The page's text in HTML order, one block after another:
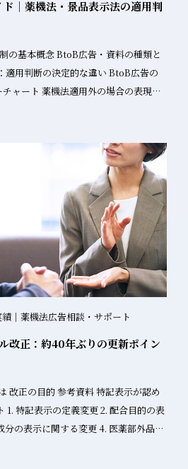
様への質の高いサービス提供に努め
年の1億9,000万ドルから2021年には
5年間で年平均32.4%の成長率を記録
粧品輸入市場において韓国は第2位の
験あり 30
業様への更なるサービス向上の機会と
ださい。豊富な経験と専門知識を活
を成功に導くため、全力でサポート
う、今後も努力してまいります。 お
輸出に関するご相談やお見積りについ
せください。 韓国化粧品協会
いサービスをお約束いたします。 関
るか否かが決まることです。 1. 会
立場や目
投稿する場合：
的な投稿であれば非広告です。 広告
アップ」等、広告であることがわかる
ステマ規制対応） Instagram、
体を問わず適用されます 投稿チェ
：商品と直接関連付けていないか B.
｜薬機法・景品表示法の適用判
の場合の表現自
消費者向けの広告とは異なる規制適用
の企業が見落としがちなのが、
表示法は関係ない」という誤解です。
ても薬機法の適用可能性があり、適切
ぜBtoB広告規制が重要
れ異なる規制適用の可能性があるため、
業現
む 規制
｜薬機法広告相談・サポート
改正：約40年ぶりの更新ポイン